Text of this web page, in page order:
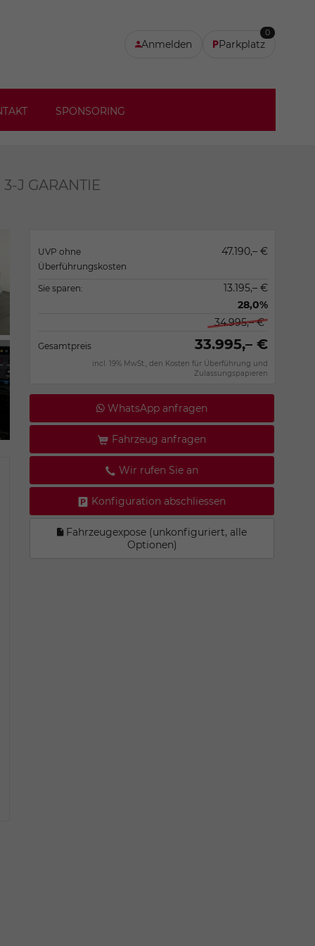
Anmelden Parkplatz
0
SPONSORING
J GARANTIE
UVP ohne
Überführungskosten
47.190,– €
Sie sparen:
13.195,– €
28,0%
34.995,– €
Gesamtpreis 33.995,– €
incl. 19% MwSt., den Kosten für Überführung und
Zulassungspapieren
WhatsApp anfragen
Fahrzeug anfragen
Wir rufen Sie an
Konfiguration abschliessen
Fahrzeugexpose (unkonfiguriert, alle
Optionen)